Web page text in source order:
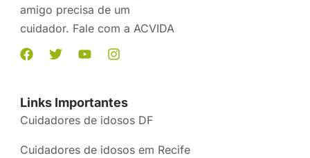
amigo precisa de um
cuidador. Fale com a ACVIDA
Links Importantes
Cuidadores de idosos DF
Cuidadores de idosos em Recife